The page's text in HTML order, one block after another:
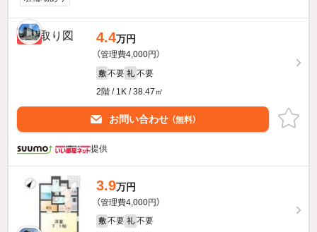
新着 4.4万円
（管理費4,000円）
敷 不要 礼 不要
2階 / 1K / 38.47㎡
お問い合わせ （無料）
提供
3.9万円
（管理費4,000円）
敷 不要 礼 不要